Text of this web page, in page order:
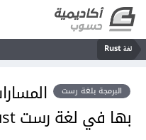
لغة Rust
البرمجة بلغة رست
بها في لغة رست Rust